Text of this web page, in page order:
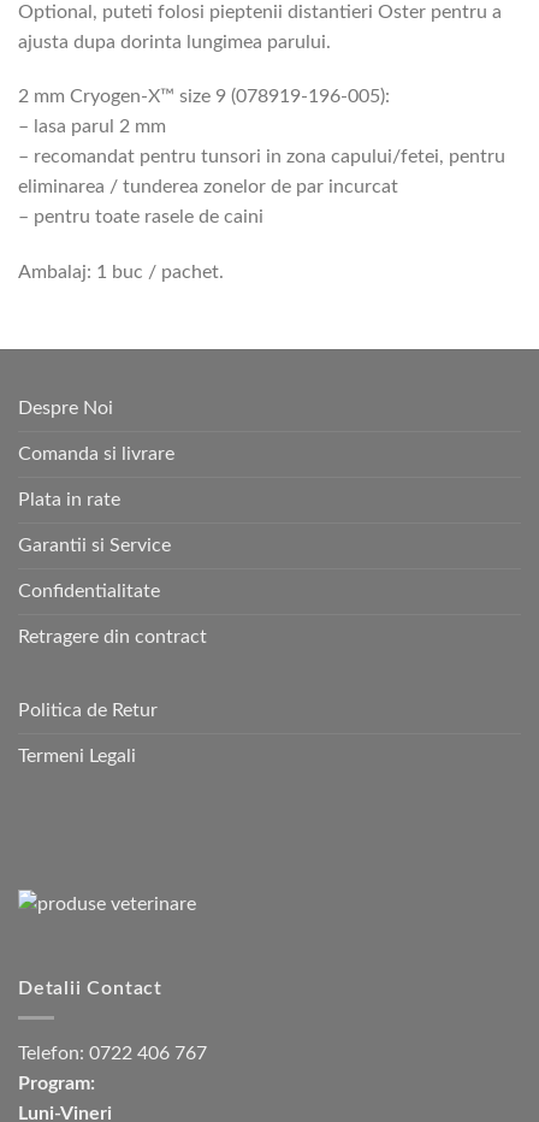
Optional, puteti folosi pieptenii distantieri Oster pentru a
ajusta dupa dorinta lungimea parului.
2 mm Cryogen-X™ size 9 (078919-196-005):
– lasa parul 2 mm
– recomandat pentru tunsori in zona capului/fetei, pentru
eliminarea / tunderea zonelor de par incurcat
– pentru toate rasele de caini
Ambalaj: 1 buc / pachet.
Despre Noi
Comanda si livrare
Plata in rate
Garantii si Service
Confidentialitate
Retragere din contract
Politica de Retur
Termeni Legali
Detalii Contact
Telefon: 0722 406 767
Program:
Luni-Vineri